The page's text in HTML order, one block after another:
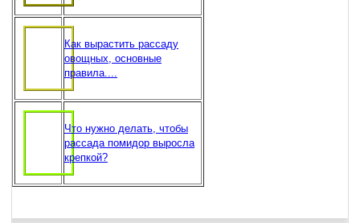
Как вырастить рассаду
овощных, основные
правила....
Что нужно делать, чтобы
рассада помидор выросла
крепкой?